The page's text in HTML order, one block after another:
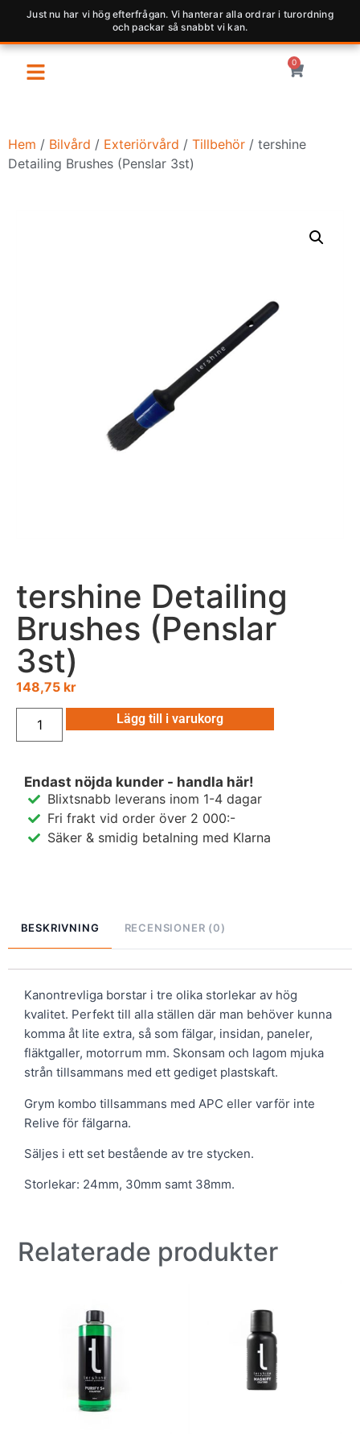
Just nu har vi hög efterfrågan. Vi hanterar alla ordrar i turordning
och packar så snabbt vi kan.
0
Hem / Bilvård / Exteriörvård / Tillbehör / tershine
Detailing Brushes (Penslar 3st)
tershine Detailing
Brushes (Penslar
3st)
148,75 kr
Lägg till i varukorg
Endast nöjda kunder - handla här!
Blixtsnabb leverans inom 1-4 dagar
Fri frakt vid order över 2 000:-
Säker & smidig betalning med Klarna
BESKRIVNING RECENSIONER (0)
Kanontrevliga borstar i tre olika storlekar av hög
kvalitet. Perfekt till alla ställen där man behöver kunna
komma åt lite extra, så som fälgar, insidan, paneler,
fläktgaller, motorrum mm. Skonsam och lagom mjuka
strån tillsammans med ett gediget plastskaft.
Grym kombo tillsammans med APC eller varför inte
Relive för fälgarna.
Säljes i ett set bestående av tre stycken.
Storlekar: 24mm, 30mm samt 38mm.
Relaterade produkter